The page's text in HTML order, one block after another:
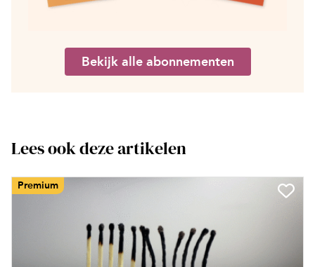
Bekijk alle abonnementen
Lees ook deze artikelen
Premium